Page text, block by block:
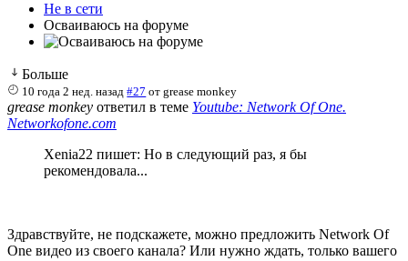
Не в сети
Осваиваюсь на форуме
Больше
10 года 2 нед. назад #27 отgrease monkey
grease monkey ответил в теме Youtube: Network Of One.
Networkofone.com
Xenia22 пишет: Но в следующий раз, я бы
рекомендовала...
Здравствуйте, не подскажете, можно предложить Network Of
One видео из своего канала? Или нужно ждать, только вашего